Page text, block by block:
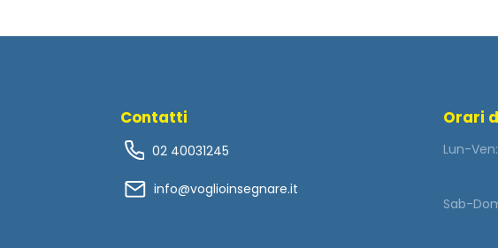
Contatti
02 40031245
info@voglioinsegnare.it
Orari
Lun-Ven:
Sab-